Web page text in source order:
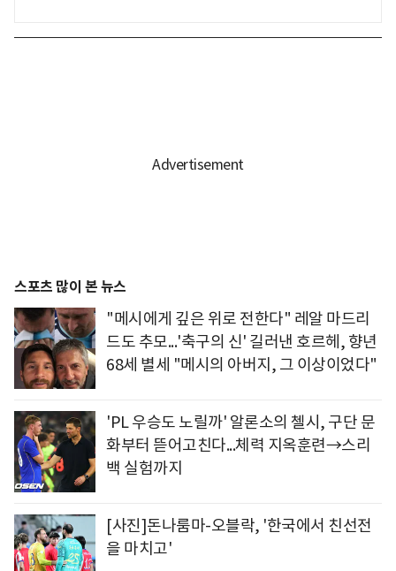
스포츠 많이 본 뉴스
"메시에게 깊은 위로 전한다" 레알 마드리
드도 추모...'축구의 신' 길러낸 호르헤, 향년
68세 별세 "메시의 아버지, 그 이상이었다"
'PL 우승도 노릴까' 알론소의 첼시, 구단 문
화부터 뜯어고친다...체력 지옥훈련→스리
백 실험까지
[사진]돈나룸마-오블락, '한국에서 친선전
을 마치고'